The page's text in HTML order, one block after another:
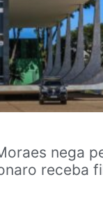
nega
receba